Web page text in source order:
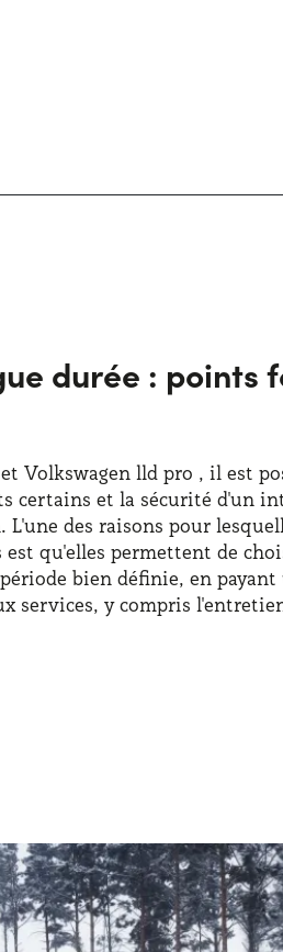
durée : points
Volkswagen lld pro , il est
certains et la sécurité d'un
des raisons pour
qu'elles permettent de
bien définie, en payant
services, y compris
, il y a également la sécurité
de mobilité de manière